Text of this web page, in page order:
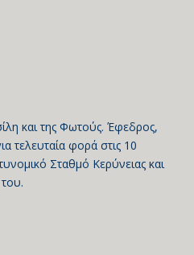
και της Φωτούς. Έφεδρος,
τελευταία φορά στις 10
Σταθμό Κερύνειας και